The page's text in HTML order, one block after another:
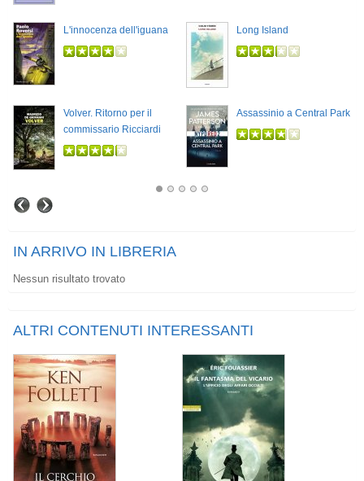
L'innocenza dell'iguana Long Island
Volver. Ritorno per il
commissario Ricciardi
Assassinio a Central Park
IN ARRIVO IN LIBRERIA
Nessun risultato trovato
ALTRI CONTENUTI INTERESSANTI